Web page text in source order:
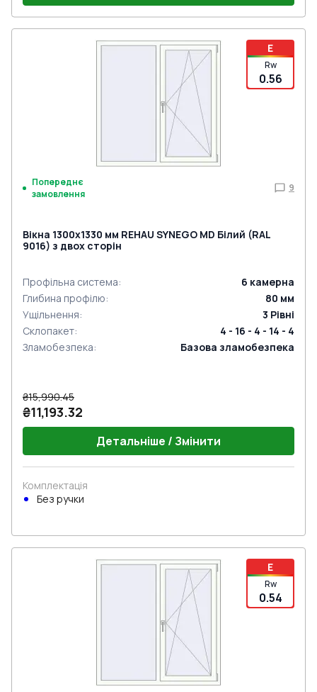
E
Rw
0.56
Попереднє
замовлення
9
Вікна 1300x1330 мм REHAU SYNEGO MD Білий (RAL
9016) з двох сторін
Профільна система: 6 камерна
Глибина профілю: 80 мм
Ущільнення: 3 Рівні
Склопакет:
4 - 16 - 4 - 14 - 4
Зламобезпека: Базова зламобезпека
₴15,990.45
₴11,193.32
Детальніше / Змінити
Комплектація
Без ручки
E
Rw
0.54